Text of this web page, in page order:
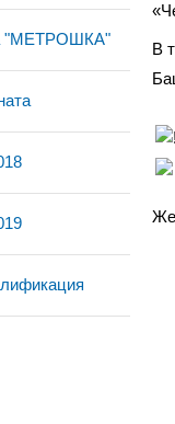
"МЕТРОШКА"
В